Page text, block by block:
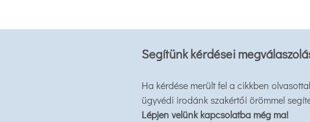
Segítünk kérdései
Ha kérdése merült fel a cikkben
ügyvédi irodánk szakértői örömmel
Lépjen velünk kapcsolatba még ma!